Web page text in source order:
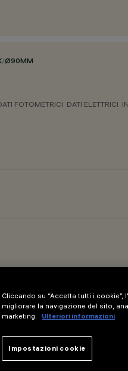
/Ø90MM
FOTOMETRICI DATI ELETTRICI
Cliccando su “Accetta tutti i
migliorare la navigazione del sito,
marketing.
Ulteriori informazioni
Impostazioni cookie